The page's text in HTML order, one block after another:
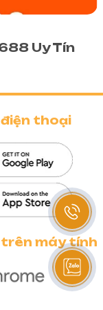
Uy Tín
thoại
trên máy tính